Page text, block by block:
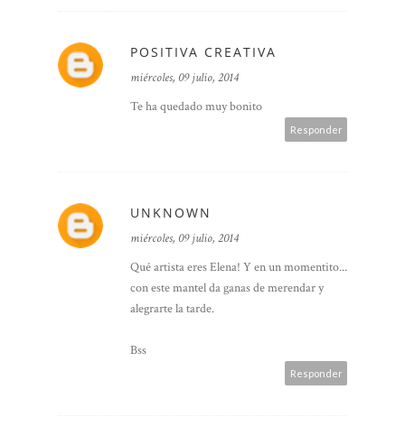
POSITIVA CREATIVA
miércoles, 09 julio, 2014
Te ha quedado muy bonito
Responder
UNKNOWN
miércoles, 09 julio, 2014
Qué artista eres Elena! Y en un momentito...
con este mantel da ganas de merendar y
alegrarte la tarde.
Bss
Responder